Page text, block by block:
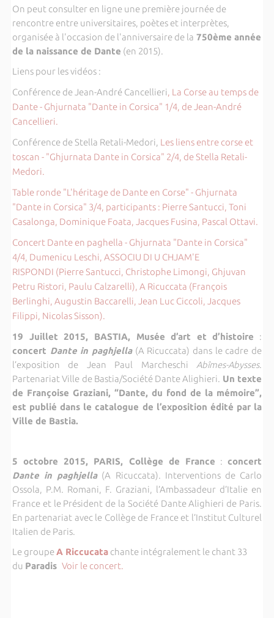
On peut consulter en ligne une première journée de
rencontre entre universitaires, poètes et interprètes,
organisée à l'occasion de l'anniversaire de la 750ème année
de la naissance de Dante (en 2015).
Liens pour les vidéos :
Conférence de Jean-André Cancellieri, La Corse au temps de
Dante - Ghjurnata "Dante in Corsica" 1/4, de Jean-André
Cancellieri.
Conférence de Stella Retali-Medori, Les liens entre corse et
toscan - "Ghjurnata Dante in Corsica" 2/4, de Stella Retali-
Medori.
Table ronde "L'héritage de Dante en Corse" - Ghjurnata
"Dante in Corsica" 3/4, participants : Pierre Santucci, Toni
Casalonga, Dominique Foata, Jacques Fusina, Pascal Ottavi.
Concert Dante en paghella - Ghjurnata "Dante in Corsica"
4/4, Dumenicu Leschi, ASSOCIU DI U CHJAM'E
RISPONDI (Pierre Santucci, Christophe Limongi, Ghjuvan
Petru Ristori, Paulu Calzarelli), A Ricuccata (François
Berlinghi, Augustin Baccarelli, Jean Luc Ciccoli, Jacques
Filippi, Nicolas Sisson).
19 Juillet 2015, BASTIA, Musée d’art et d’histoire :
concert Dante in paghjella(A Ricuccata) dans le cadre de
l’exposition de Jean Paul Marcheschi Abîmes-Abysses.
Partenariat Ville de Bastia/Société Dante Alighieri. Un texte
de Françoise Graziani, “Dante, du fond de la mémoire”,
est publié dans le catalogue de l’exposition édité par la
Ville de Bastia.
5 octobre 2015, PARIS, Collège de France :concert
Dante in paghjella(A Ricuccata). Interventions de Carlo
Ossola, P.M. Romani, F. Graziani, l’Ambassadeur d’Italie en
France et le Président de la Société Dante Alighieri de Paris.
En partenariat avec le Collège de France et l’Institut Culturel
Italien de Paris.
Le groupeA Riccucatachante intégralement le chant 33
du Paradis Voir le concert.